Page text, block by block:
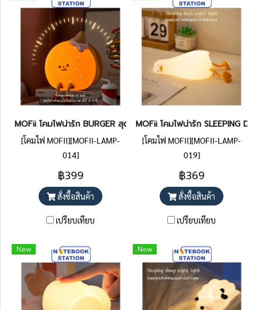
MOFii โคมไฟน่ารัก BURGER สุดน่ารัก เบอร์เกอร์จิ๋ว ปรับแสงตั้งเวลาไ
[โคมไฟ MOFII][MOFII-LAMP-
014]
฿399
สั่งซื้อสินค้า
เปรียบเทียบ
MOFii โคมไฟน่ารัก SLEEPING
[โคมไฟ MOFII][MOFII-LAMP-
019]
฿369
สั่งซื้อสินค้า
เปรียบเทียบ
New New